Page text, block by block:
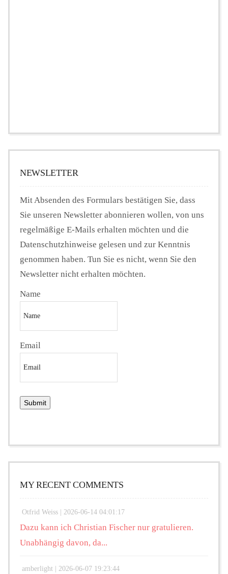
NEWSLETTER
Mit Absenden des Formulars bestätigen Sie, dass
Sie unseren Newsletter abonnieren wollen, von uns
regelmäßige E-Mails erhalten möchten und die
Datenschutzhinweise gelesen und zur Kenntnis
genommen haben. Tun Sie es nicht, wenn Sie den
Newsletter nicht erhalten möchten.
Name
Email
MY RECENT COMMENTS
Otfrid Weiss | 2026-06-14 04:01:17
Dazu kann ich Christian Fischer nur gratulieren.
Unabhängig davon, da...
amberlight | 2026-06-07 19:23:44